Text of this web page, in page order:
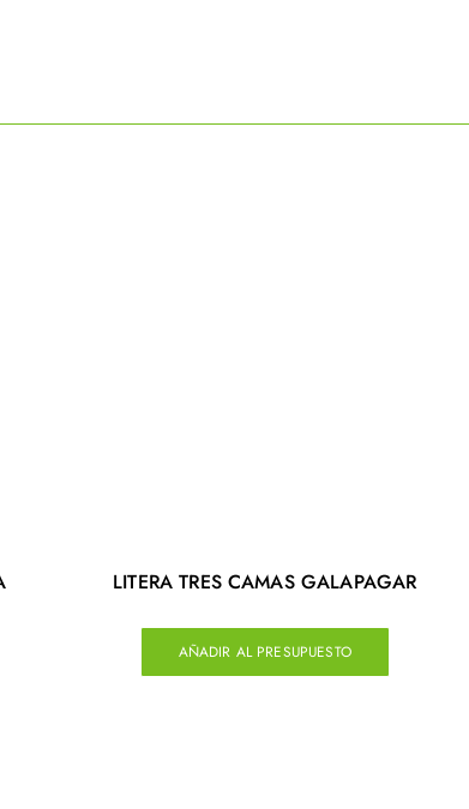
LITERA TRES CAMAS GALAPAGAR
AÑADIR AL PRESUPUESTO